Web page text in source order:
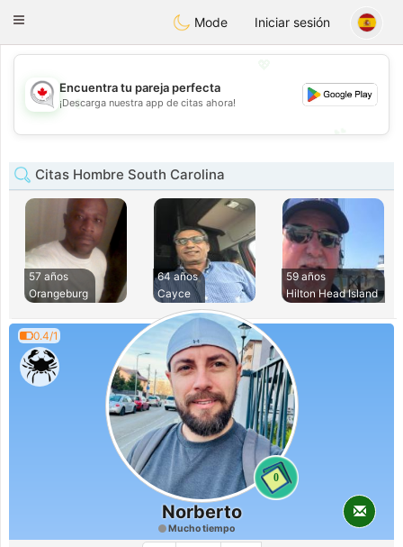
CANADIAN chat
Toggle
Mode Iniciar sesión
💖
💕
Encuentra tu pareja perfecta
¡Descarga nuestra app de citas ahora!
Citas Hombre South Carolina
57 años
Orangeburg
64 años
Cayce
59 años
Hilton Head Island
0.4/1
0
Norberto
Mucho tiempo